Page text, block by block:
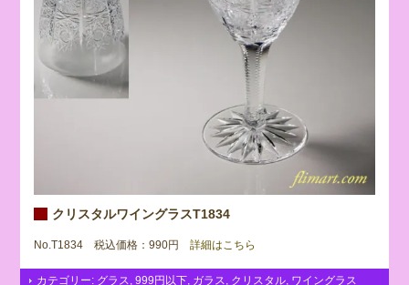
クリスタルワイングラスT1834
No.T1834 税込価格：990円 詳細はこちら
カテゴリー: グラス ,999円以下 ガラス クリスタル ワイングラス